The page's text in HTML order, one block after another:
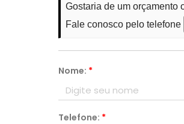
Gostaria de um orçamento
Fale conosco pelo telefone
Nome: *
Telefone: *